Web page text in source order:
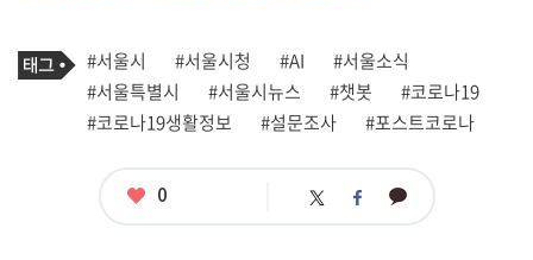
기
사
관
련
태
태
그
#서울시 #서울시청 #AI
#서울소식
#서울특별시
#서울시뉴스 #챗봇
#코로나19
#코로나19생활정보
#설문조사 #포스트코로나
좋
0 트 페 카